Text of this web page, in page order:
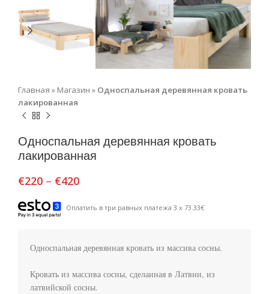
Главная » Магазин » Односпальная деревянная кровать
лакированная
Односпальная деревянная кровать
лакированная
€220 – €420
Оплатить в три равных платежа 3 x 73.33€
Односпальная деревянная кровать из массива сосны.
Кровать из массива сосны, сделанная в Латвии, из
латвийской сосны.